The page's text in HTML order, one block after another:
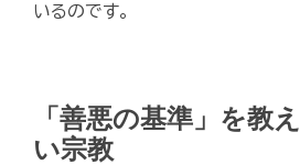
いるのです。
「善悪の基準」を教
い宗教